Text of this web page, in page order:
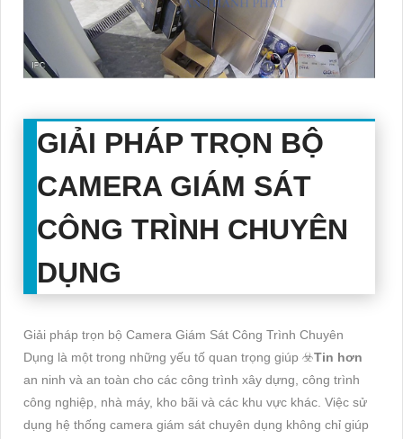
GIẢI PHÁP TRỌN BỘ
CAMERA GIÁM SÁT
CÔNG TRÌNH CHUYÊN
DỤNG
Giải pháp trọn bộ Camera Giám Sát Công Trình Chuyên
Dụng là một trong những yếu tố quan trọng giúp ☣️Tin hơn
an ninh và an toàn cho các công trình xây dựng, công trình
công nghiệp, nhà máy, kho bãi và các khu vực khác. Việc sử
dụng hệ thống camera giám sát chuyên dụng không chỉ giúp